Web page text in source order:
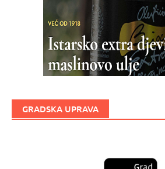
GRADSKA UPRAVA